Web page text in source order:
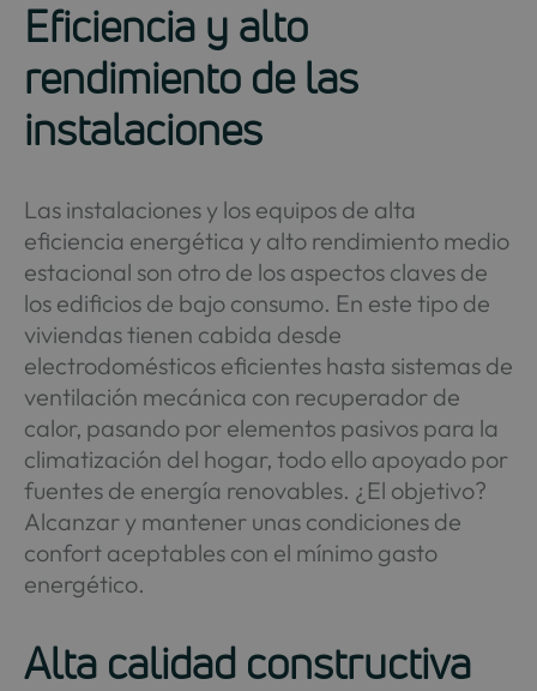
Eficiencia y alto
rendimiento de las
instalaciones
Las instalaciones y los equipos de alta
eficiencia energética y alto rendimiento medio
estacional son otro de los aspectos claves de
los edificios de bajo consumo. En este tipo de
viviendas tienen cabida desde
electrodomésticos eficientes hasta sistemas de
ventilación mecánica con recuperador de
calor, pasando por elementos pasivos para la
climatización del hogar, todo ello apoyado por
fuentes de energía renovables. ¿El objetivo?
Alcanzar y mantener unas condiciones de
confort aceptables con el mínimo gasto
energético.
Alta calidad constructiva